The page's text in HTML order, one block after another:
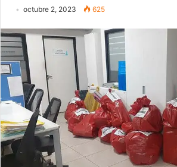
octubre 2, 2023 625